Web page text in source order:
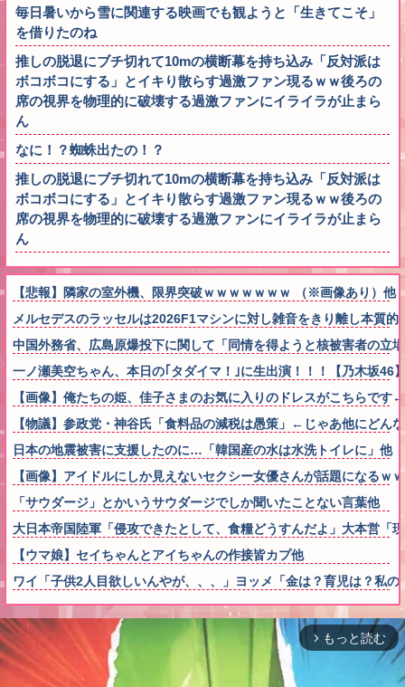
毎日暑いから雪に関連する映画でも観ようと「生きてこそ」
を借りたのね
推しの脱退にブチ切れて10mの横断幕を持ち込み「反対派は
ボコボコにする」とイキり散らす過激ファン現るｗｗ後ろの
席の視界を物理的に破壊する過激ファンにイライラが止まら
ん
なに！？蜘蛛出たの！？
推しの脱退にブチ切れて10mの横断幕を持ち込み「反対派は
ボコボコにする」とイキり散らす過激ファン現るｗｗ後ろの
席の視界を物理的に破壊する過激ファンにイライラが止まら
ん
【悲報】隣家の室外機、限界突破ｗｗｗｗｗｗｗ （※画像あり）他
メルセデスのラッセルは2026F1マシンに対し雑音をきり離し本質
中国外務省、広島原爆投下に関して「同情を得ようと核被害者の立
一ノ瀬美空ちゃん、本日の｢タダイマ！｣に生出演！！！【乃木坂46
【画像】俺たちの姫、佳子さまのお気に入りのドレスがこちらで
【物議】参政党・神谷氏「食料品の減税は愚策」←じゃあ他にどん
日本の地震被害に支援したのに…「韓国産の水は水洗トイレに」他
【画像】アイドルにしか見えないセクシー女優さんが話題になるｗ
「サウダージ」とかいうサウダージでしか聞いたことない言葉他
大日本帝国陸軍「侵攻できたとして、食糧どうすんだよ」大本営「
【ウマ娘】セイちゃんとアイちゃんの作接皆カプ他
ワイ「子供2人目欲しいんやが、、、」ヨッメ「金は？育児は？私
arrow_forward_ios もっと読む